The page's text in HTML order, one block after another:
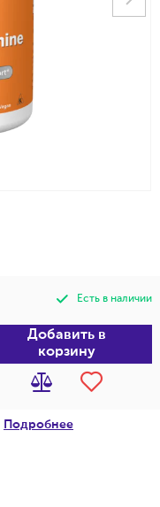
Есть в наличии
Добавить в
корзину
Подробнее